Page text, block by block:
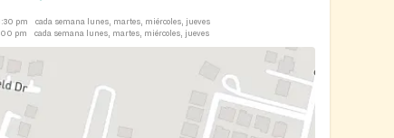
pm
cada semana lunes, martes, miércoles, jueves
pm
cada semana lunes, martes, miércoles, jueves